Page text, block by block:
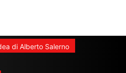
di Alberto Salerno